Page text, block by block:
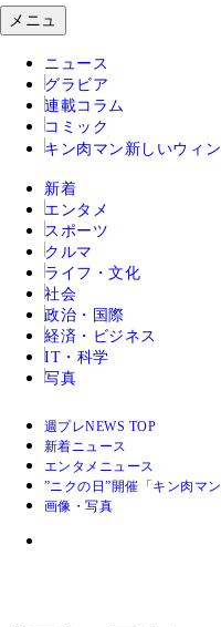
メニュ
ニュース
グラビア
連載コラム
コミック
キン肉マン 新しいウィ
新着
エンタメ
スポーツ
クルマ
ライフ・文化
社会
政治・国際
経済・ビジネス
IT・科学
写真
週プレNEWS TOP
新着ニュース
エンタメニュース
”ニクの日”開催「キン肉マ
画像・写真